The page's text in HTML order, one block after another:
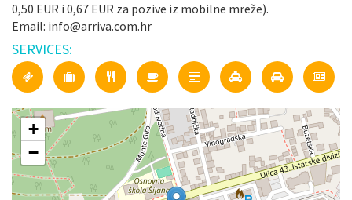
0,50 EUR i 0,67 EUR za pozive iz mobilne mreže).
Email: info@arriva.com.hr
SERVICES:
+
−